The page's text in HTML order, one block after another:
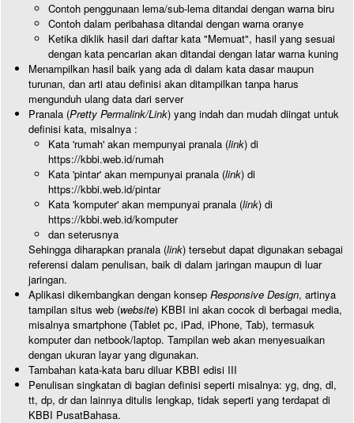
Contoh penggunaan lema/sub-lema ditandai dengan warna biru
Contoh dalam peribahasa ditandai dengan warna oranye
Ketika diklik hasil dari daftar kata "Memuat", hasil yang sesuai
dengan kata pencarian akan ditandai dengan latar warna kuning
Menampilkan hasil baik yang ada di dalam kata dasar maupun
turunan, dan arti atau definisi akan ditampilkan tanpa harus
mengunduh ulang data dari server
Pranala (Pretty Permalink/Link) yang indah dan mudah diingat untuk
definisi kata, misalnya :
Kata 'rumah' akan mempunyai pranala (link) di
https://kbbi.web.id/rumah
Kata 'pintar' akan mempunyai pranala (link) di
https://kbbi.web.id/pintar
Kata 'komputer' akan mempunyai pranala (link) di
https://kbbi.web.id/komputer
dan seterusnya
Sehingga diharapkan pranala (link) tersebut dapat digunakan sebagai
referensi dalam penulisan, baik di dalam jaringan maupun di luar
jaringan.
Aplikasi dikembangkan dengan konsep Responsive Design, artinya
tampilan situs web (website) KBBI ini akan cocok di berbagai media,
misalnya smartphone (Tablet pc, iPad, iPhone, Tab), termasuk
komputer dan netbook/laptop. Tampilan web akan menyesuaikan
dengan ukuran layar yang digunakan.
Tambahan kata-kata baru diluar KBBI edisi III
Penulisan singkatan di bagian definisi seperti misalnya: yg, dng, dl,
tt, dp, dr dan lainnya ditulis lengkap, tidak seperti yang terdapat di
KBBI PusatBahasa.